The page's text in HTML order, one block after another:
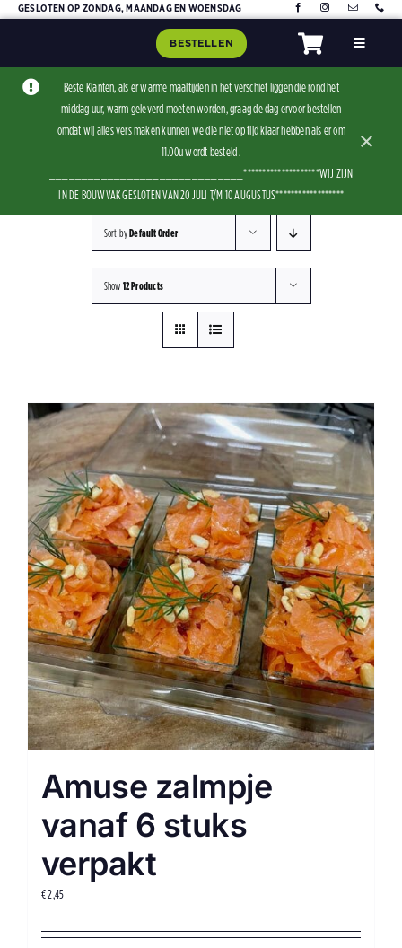
GESLOTEN OP ZONDAG, MAANDAG EN WOENSDAG
Toggle
Contact
BESTELLEN
Beste Klanten, als er warme maaltijden in het verschiet liggen die rond het
middag uur, warm geleverd moeten worden, graag de dag ervoor bestellen
omdat wij alles vers maken kunnen we die niet op tijd klaar hebben als er om
11.00u wordt besteld .
______________________________********************WIJ ZIJN
IN DE BOUWVAK GESLOTEN VAN 20 JULI T/M 10 AUGUSTUS******************
×
Sort byDefault Order
Show12 Products
Amuse zalmpje
vanaf 6 stuks
verpakt
€2,45